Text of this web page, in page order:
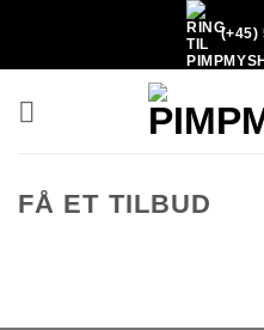
indhold
(+45)
FÅ ET TILBUD